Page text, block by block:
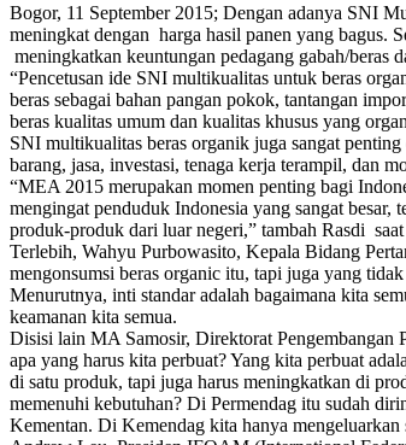
Bogor, 11 September 2015; Dengan adanya SNI
meningkat dengan harga hasil panen yang bagus.
meningkatkan keuntungan pedagang gabah/beras
“Pencetusan ide SNI multikualitas untuk beras
beras sebagai bahan pangan pokok, tantangan
beras kualitas umum dan kualitas khusus yang
SNI multikualitas beras organik juga sangat
barang, jasa, investasi, tenaga kerja terampil, dan
“MEA 2015 merupakan momen penting bagi
mengingat penduduk Indonesia yang sangat
produk-produk dari luar negeri,” tambah Rasdi
Terlebih, Wahyu Purbowasito, Kepala Bidang
mengonsumsi beras organic itu, tapi juga yang
Menurutnya, inti standar adalah bagaimana kita
keamanan kita semua.
Disisi lain MA Samosir, Direktorat Pengembangan
apa yang harus kita perbuat? Yang kita perbuat
di satu produk, tapi juga harus meningkatkan di
memenuhi kebutuhan? Di Permendag itu sudah
Kementan. Di Kemendag kita hanya